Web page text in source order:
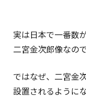
実は日本で一番数
二宮金次郎像なので
ではなぜ、二宮金
設置されるように